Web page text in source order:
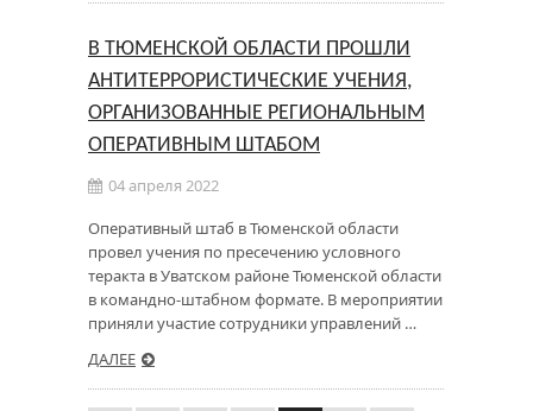
В ТЮМЕНСКОЙ ОБЛАСТИ ПРОШЛИ
АНТИТЕРРОРИСТИЧЕСКИЕ УЧЕНИЯ,
ОРГАНИЗОВАННЫЕ РЕГИОНАЛЬНЫМ
ОПЕРАТИВНЫМ ШТАБОМ
04 апреля 2022
Оперативный штаб в Тюменской области
провел учения по пресечению условного
теракта в Уватском районе Тюменской области
в командно-штабном формате. В мероприятии
приняли участие сотрудники управлений …
ДАЛЕЕ